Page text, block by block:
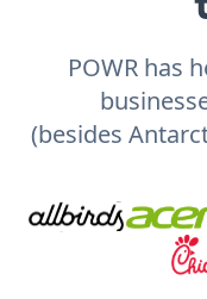
POWR has
(besides